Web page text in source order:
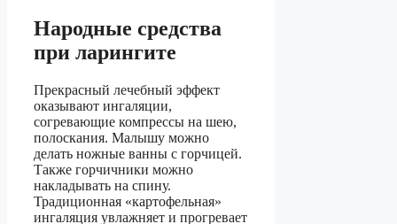
Народные средства
при ларингите
Прекрасный лечебный эффект
оказывают ингаляции,
согревающие компрессы на шею,
полоскания. Малышу можно
делать ножные ванны с горчицей.
Также горчичники можно
накладывать на спину.
Традиционная «картофельная»
ингаляция увлажняет и прогревает